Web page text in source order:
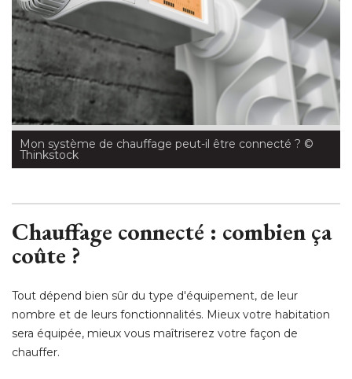
Mon système de chauffage peut-il être connecté ? ©
Thinkstock
Chauffage connecté : combien ça
coûte ?
Tout dépend bien sûr du type d'équipement, de leur
nombre et de leurs fonctionnalités. Mieux votre habitation
sera équipée, mieux vous maîtriserez votre façon de
chauffer.